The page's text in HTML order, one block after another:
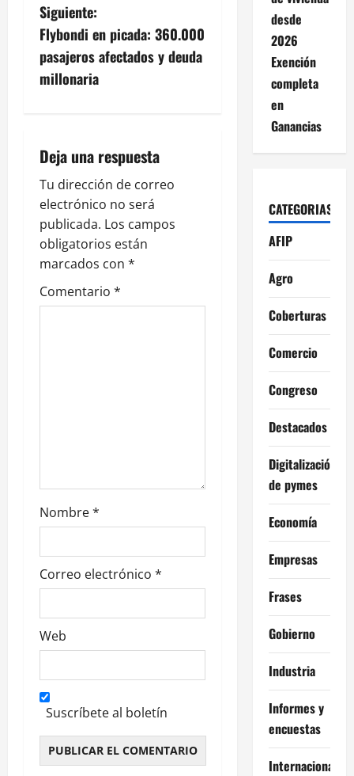
e
g
a
i
ó
n
d
e
d
a
s
Siguiente:
Flybondi en picada: 360.000
pasajeros afectados y deuda
millonaria
Deja una respuesta
Tu dirección de correo
electrónico no será
publicada. Los campos
obligatorios están
marcados con *
Comentario *
Nombre*
Correo electrónico *
Web
Suscríbete al boletín
desde
2026
Exención
completa
en
Ganancias
CATEGORIAS
AFIP
Agro
Coberturas
Comercio
Congreso
Destacados
Digitalización
de pymes
Economía
Empresas
Frases
Gobierno
Industria
Informes y
encuestas
Internacional